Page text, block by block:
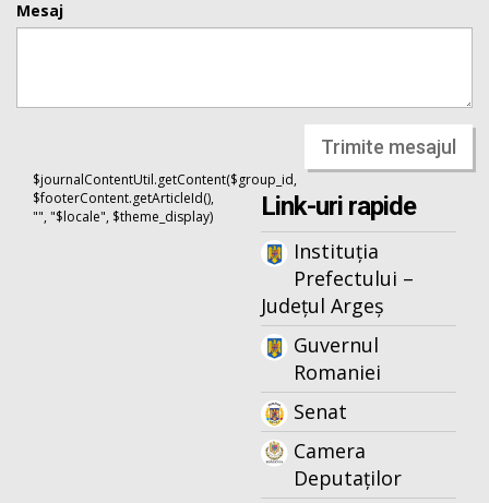
Mesaj
Trimite mesajul
$journalContentUtil.getContent($group_id,
$footerContent.getArticleId(),
"", "$locale", $theme_display)
Link-uri rapide
Instituția
Prefectului –
Județul Argeș
Guvernul
Romaniei
Senat
Camera
Deputaților